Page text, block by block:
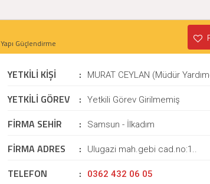
Yapı Güçlendirme
YETKİLİ KİŞİ : MURAT CEYLAN (Müdür
YETKİLİ GÖREV : Yetkili Görev Girilmemiş
FİRMA SEHİR : Samsun - İlkadım
FİRMA ADRES : Ulugazi mah.gebi cad.no:1..
TELEFON : 0362 432 06 05